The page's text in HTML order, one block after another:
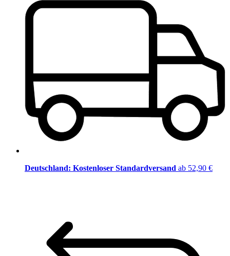
Deutschland: Kostenloser Standardversand ab 52,90 €